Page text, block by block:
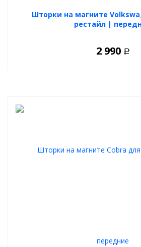
Шторки на магните
рестайл |
2 990 Р